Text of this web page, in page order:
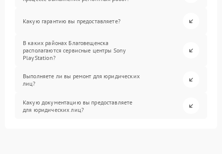
Какую гарантию вы предоставляете?
В каких районах Благовещенска
располагаются сервисные центры Sony
PlayStation?
Выполняете ли вы ремонт для юридических
лиц?
Какую документацию вы предоставляете
для юридических лиц?